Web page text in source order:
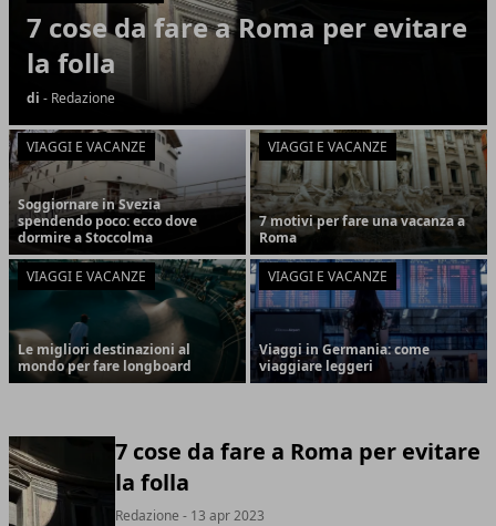
7 cose da fare a Roma per evitare
la folla
di - Redazione
VIAGGI E VACANZE
Soggiornare in Svezia
spendendo poco: ecco dove
dormire a Stoccolma
VIAGGI E VACANZE
7 motivi per fare una vacanza a
Roma
VIAGGI E VACANZE
Le migliori destinazioni al
mondo per fare longboard
VIAGGI E VACANZE
Viaggi in Germania: come
viaggiare leggeri
7 cose da fare a Roma per evitare
la folla
Redazione - 13 apr 2023